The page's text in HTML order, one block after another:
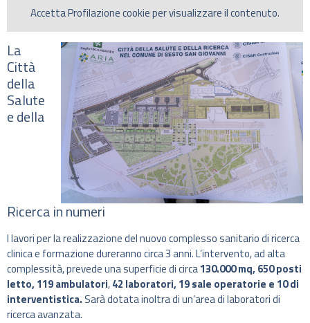
AccettaProfilazionecookie per visualizzare il contenuto.
La
Città
della
Salute
e della
Ricerca in numeri
I lavori per la realizzazione del nuovo complesso sanitario di ricerca
clinica e formazione dureranno circa 3 anni. L’intervento, ad alta
complessità, prevede una superficie di circa130.000 mq, 650 posti
letto, 119 ambulatori,42 laboratori, 19 sale operatorie e 10 di
interventistica. Sarà dotata inoltra di un’area di laboratori di
ricerca avanzata.